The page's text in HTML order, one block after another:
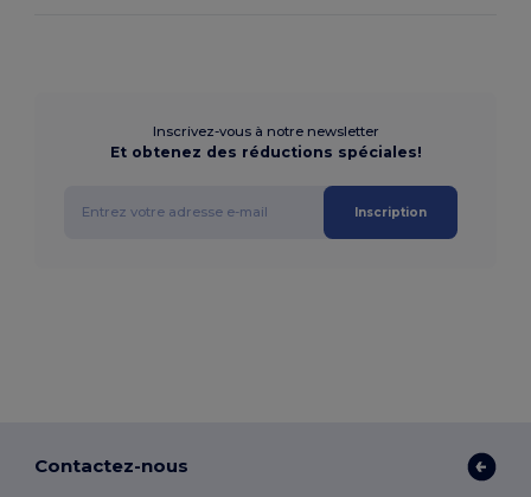
Inscrivez-vous à notre newsletter
Et obtenez des réductions spéciales!
Inscription
Contactez-nous